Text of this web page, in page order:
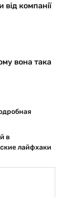
компанії
вона така
в
лайфхаки